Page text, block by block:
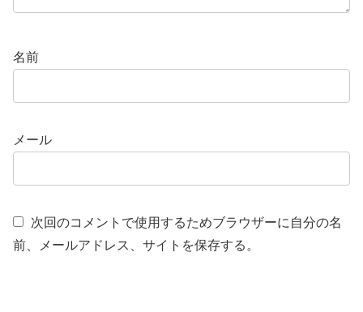
名前
メール
次回のコメントで使用するためブラウザーに自分の名
前、メールアドレス、サイトを保存する。